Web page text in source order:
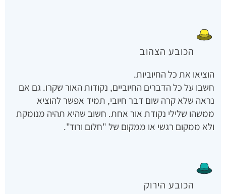
הכובע הצהוב
הוציאו את כל החיוביות.
חשבו על כל הדברים החיוביים, נקודות האור שקרו. גם אם
נראה שלא קרה שום דבר חיובי, תמיד אפשר להוציא
ממשהו שלילי נקודת אור אחת. חשוב שהיא תהיה מנומקת
ולא ממקום רגשי או ממקום של "חלום ורוד".
הכובע הירוק